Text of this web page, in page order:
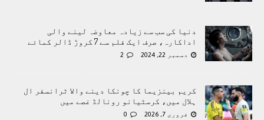
دنیا کی سب سے زیادہ معاوضہ لینے والی
اداکارہ، صرف ایک فلم سے 7 کروڑ ڈالر کمائے
دسمبر 22, 2024 2
کریم بینزیما کا چونکا دینے والا ٹرانسفر ال
ہلال میں، کرسٹیانو رونالڈ غصے میں
فروری 7, 2026 0